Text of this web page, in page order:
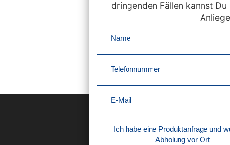
dringenden Fällen kannst
Name
Telefonnummer
E-Mail
Ich habe eine Produktanfrage und
Abholung vor Ort